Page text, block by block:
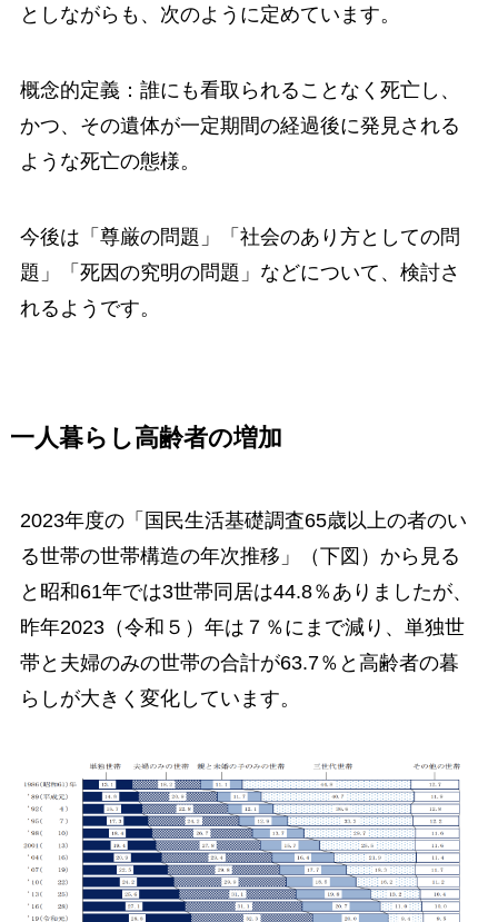
としながらも、次のように定めています。
概念的定義：誰にも看取られることなく死亡し、
かつ、その遺体が一定期間の経過後に発見される
ような死亡の態様。
今後は「尊厳の問題」「社会のあり方としての問
題」「死因の究明の問題」などについて、検討さ
れるようです。
一人暮らし高齢者の増加
2023年度の「国民生活基礎調査65歳以上の者のい
る世帯の世帯構造の年次推移」（下図）から見る
と昭和61年では3世帯同居は44.8％ありましたが、
昨年2023（令和５）年は７％にまで減り、単独世
帯と夫婦のみの世帯の合計が63.7％と高齢者の暮
らしが大きく変化しています。